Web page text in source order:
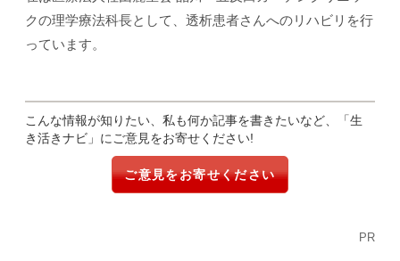
クの理学療法科長として、透析患者さんへのリハビリを行
っています。
こんな情報が知りたい、私も何か記事を書きたいなど、「生
き活きナビ」にご意見をお寄せください!
ご意見をお寄せください
PR